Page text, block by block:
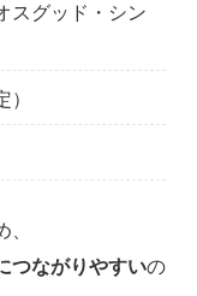
スグッド・シン
つながりやすいの